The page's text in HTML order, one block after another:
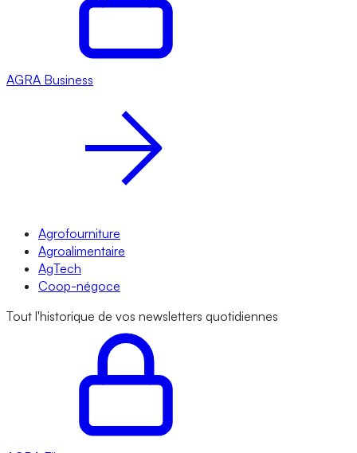
AGRA Business
Agrofourniture
Agroalimentaire
AgTech
Coop-négoce
Tout l'historique de vos newsletters quotidiennes